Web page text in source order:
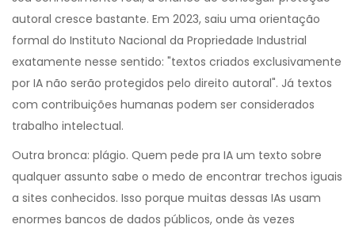
autoral cresce bastante. Em 2023, saiu uma orientação
formal do Instituto Nacional da Propriedade Industrial
exatamente nesse sentido: "textos criados exclusivamente
por IA não serão protegidos pelo direito autoral". Já textos
com contribuições humanas podem ser considerados
trabalho intelectual.
Outra bronca: plágio. Quem pede pra IA um texto sobre
qualquer assunto sabe o medo de encontrar trechos iguais
a sites conhecidos. Isso porque muitas dessas IAs usam
enormes bancos de dados públicos, onde às vezes